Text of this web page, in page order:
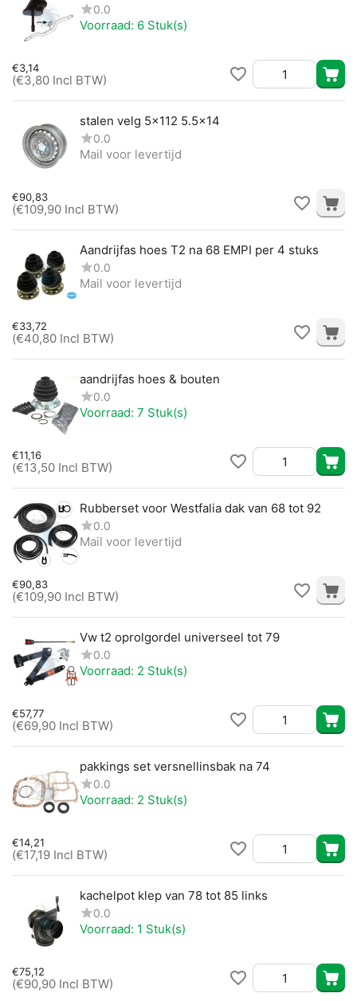
0.0
Voorraad: 6 Stuk(s)
€3,14
(€3,80 Incl BTW)
stalen velg 5x112 5.5x14
0.0
Mail voor levertijd
€90,83
(€109,90 Incl BTW)
Aandrijfas hoes T2 na 68 EMPI per 4 stuks
0.0
Mail voor levertijd
€33,72
(€40,80 Incl BTW)
aandrijfas hoes & bouten
0.0
Voorraad: 7 Stuk(s)
€11,16
(€13,50 Incl BTW)
Rubberset voor Westfalia dak van 68 tot 92
0.0
Mail voor levertijd
€90,83
(€109,90 Incl BTW)
Vw t2 oprolgordel universeel tot 79
0.0
Voorraad: 2 Stuk(s)
€57,77
(€69,90 Incl BTW)
pakkings set versnellinsbak na 74
0.0
Voorraad: 2 Stuk(s)
€14,21
(€17,19 Incl BTW)
kachelpot klep van 78 tot 85 links
0.0
Voorraad: 1 Stuk(s)
€75,12
(€90,90 Incl BTW)